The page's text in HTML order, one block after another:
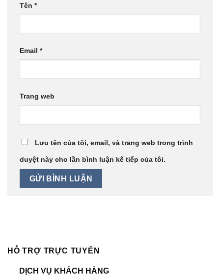
Tên *
Email *
Trang web
Lưu tên của tôi, email, và trang web trong trình
duyệt này cho lần bình luận kế tiếp của tôi.
HỖ TRỢ TRỰC TUYẾN
DỊCH VỤ KHÁCH HÀNG